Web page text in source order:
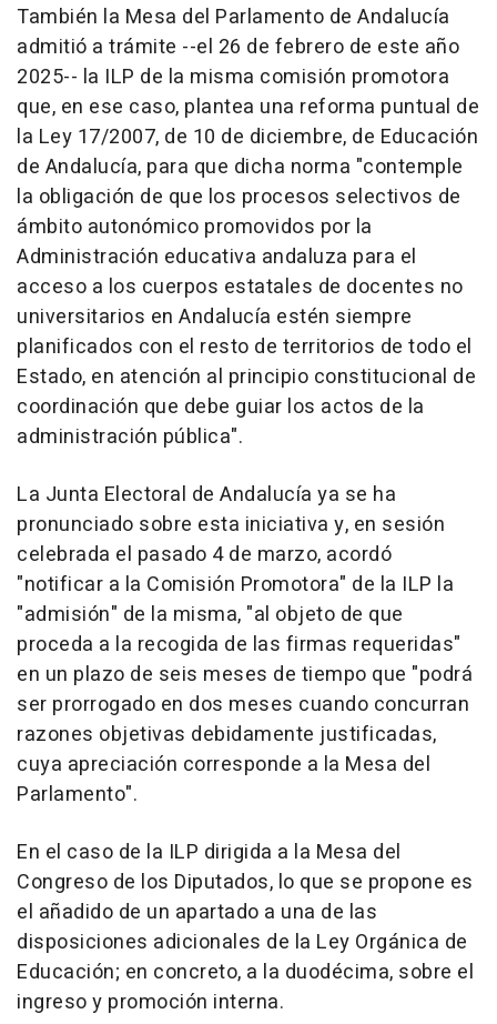
También la Mesa del Parlamento de Andalucía
admitió a trámite --el 26 de febrero de este año
2025-- la ILP de la misma comisión promotora
que, en ese caso, plantea una reforma puntual de
la Ley 17/2007, de 10 de diciembre, de Educación
de Andalucía, para que dicha norma "contemple
la obligación de que los procesos selectivos de
ámbito autonómico promovidos por la
Administración educativa andaluza para el
acceso a los cuerpos estatales de docentes no
universitarios en Andalucía estén siempre
planificados con el resto de territorios de todo el
Estado, en atención al principio constitucional de
coordinación que debe guiar los actos de la
administración pública".
La Junta Electoral de Andalucía ya se ha
pronunciado sobre esta iniciativa y, en sesión
celebrada el pasado 4 de marzo, acordó
"notificar a la Comisión Promotora" de la ILP la
"admisión" de la misma, "al objeto de que
proceda a la recogida de las firmas requeridas"
en un plazo de seis meses de tiempo que "podrá
ser prorrogado en dos meses cuando concurran
razones objetivas debidamente justificadas,
cuya apreciación corresponde a la Mesa del
Parlamento".
En el caso de la ILP dirigida a la Mesa del
Congreso de los Diputados, lo que se propone es
el añadido de un apartado a una de las
disposiciones adicionales de la Ley Orgánica de
Educación; en concreto, a la duodécima, sobre el
ingreso y promoción interna.